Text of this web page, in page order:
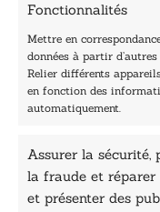
Fonctionnalités
Mettre en
données à partir d’autres
Relier différents
en fonction des
automatiquement.
Assurer la sécurité,
la fraude et réparer
et présenter des
Les Plumes du Lys
Prix sciences
Nos collections
Nos auteurs
Catalogue
Sciences humaines
Pratique
Le Petit Lys